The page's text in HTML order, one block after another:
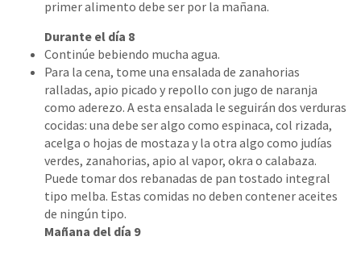
primer alimento debe ser por la mañana.
Durante el día 8
Continúe bebiendo mucha agua.
Para la cena, tome una ensalada de zanahorias
ralladas, apio picado y repollo con jugo de naranja
como aderezo. A esta ensalada le seguirán dos verduras
cocidas: una debe ser algo como espinaca, col rizada,
acelga o hojas de mostaza y la otra algo como judías
verdes, zanahorias, apio al vapor, okra o calabaza.
Puede tomar dos rebanadas de pan tostado integral
tipo melba. Estas comidas no deben contener aceites
de ningún tipo.
Mañana del día 9